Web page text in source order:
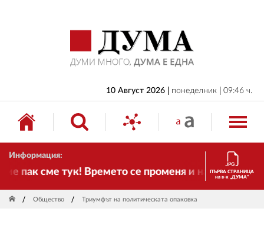
10 Август 2026 понеделник 09:46 ч.
Информация:
пак сме тук! Времето се променя и налагаПЪРВА СТРАНИЦА
на в-к „ДУМА“
Общество Триумфът на политическата опаковка
БЪЛГАРИЯ
ИКОНОМИКА
ИЗБОРИ
СВЯТ